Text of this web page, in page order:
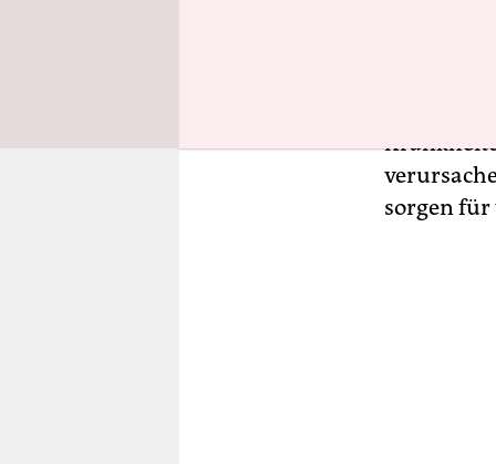
und
sorgen für